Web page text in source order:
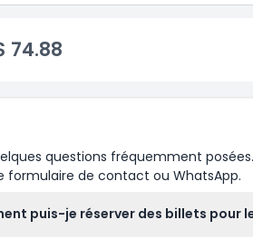
74.88
questions fréquemment
formulaire de contact ou WhatsApp.
puis-je réserver des billets pour